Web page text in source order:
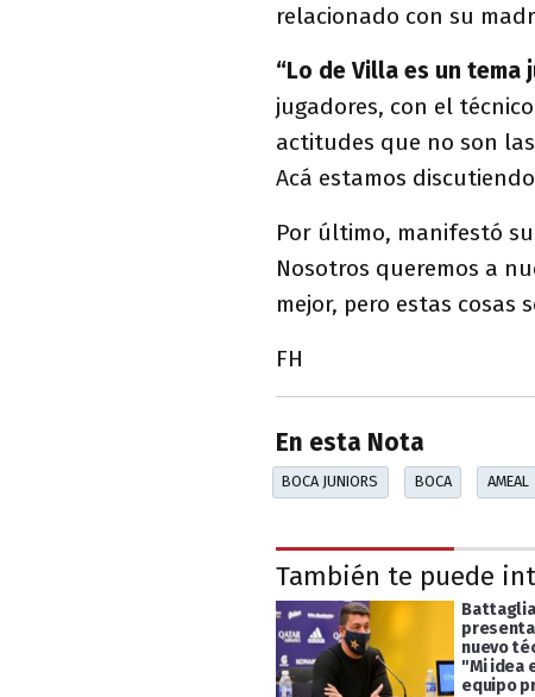
relacionado con su
“Lo de Villa es un tema
jugadores, con el
actitudes que no son
Acá estamos
Por último, manifestó
Nosotros queremos a
mejor, pero estas cosas
FH
En esta Nota
BOCA JUNIORS BOCA AMEAL
También te puede
nuevo
"Mi idea
equipo